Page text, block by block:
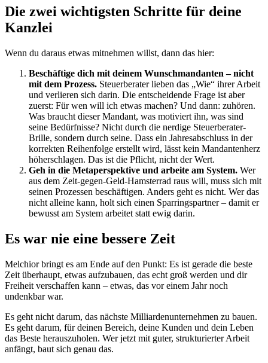
Die zwei wichtigsten Schritte für deine
Kanzlei
Wenn du daraus etwas mitnehmen willst, dann das hier:
Beschäftige dich mit deinem Wunschmandanten – nicht
mit dem Prozess. Steuerberater lieben das „Wie“ ihrer Arbeit
und verlieren sich darin. Die entscheidende Frage ist aber
zuerst: Für wen will ich etwas machen? Und dann: zuhören.
Was braucht dieser Mandant, was motiviert ihn, was sind
seine Bedürfnisse? Nicht durch die nerdige Steuerberater-
Brille, sondern durch seine. Dass ein Jahresabschluss in der
korrekten Reihenfolge erstellt wird, lässt kein Mandantenherz
höherschlagen. Das ist die Pflicht, nicht der Wert.
Geh in die Metaperspektive und arbeite am System. Wer
aus dem Zeit-gegen-Geld-Hamsterrad raus will, muss sich mit
seinen Prozessen beschäftigen. Anders geht es nicht. Wer das
nicht alleine kann, holt sich einen Sparringspartner – damit er
bewusst am System arbeitet statt ewig darin.
Es war nie eine bessere Zeit
Melchior bringt es am Ende auf den Punkt: Es ist gerade die beste
Zeit überhaupt, etwas aufzubauen, das echt groß werden und dir
Freiheit verschaffen kann – etwas, das vor einem Jahr noch
undenkbar war.
Es geht nicht darum, das nächste Milliardenunternehmen zu bauen.
Es geht darum, für deinen Bereich, deine Kunden und dein Leben
das Beste herauszuholen. Wer jetzt mit guter, strukturierter Arbeit
anfängt, baut sich genau das.